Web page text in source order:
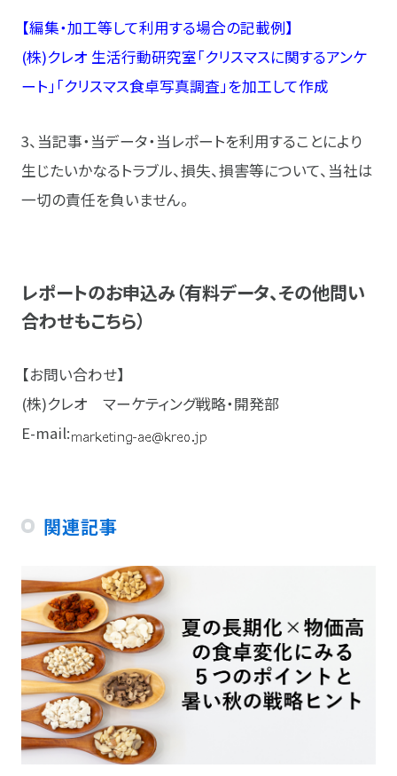
【編集・加工等して利用する場合の記載例】
(株)クレオ 生活行動研究室「クリスマスに関するアンケ
ート」「クリスマス食卓写真調査」を加工して作成
3、当記事・当データ・当レポートを利用することにより
生じたいかなるトラブル、損失、損害等について、当社は
一切の責任を負いません。
レポートのお申込み（有料データ、その他問い
合わせもこちら）
【お問い合わせ】
(株)クレオ マーケティング戦略・開発部
E-mail:
関連記事